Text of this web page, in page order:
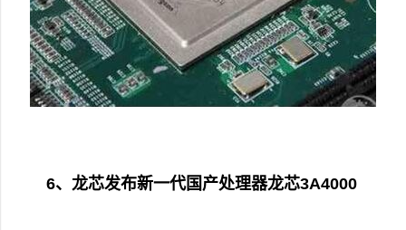
6、龙芯发布新一代国产处理器龙芯3A4000